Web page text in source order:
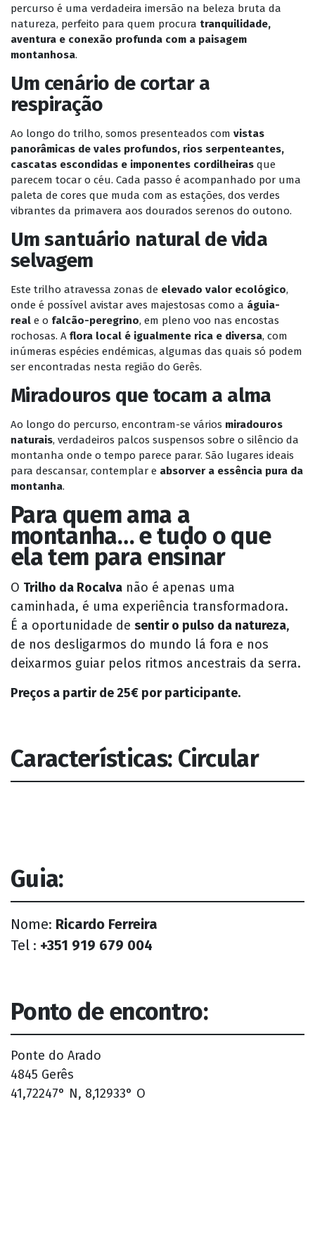
percurso é uma verdadeira imersão na beleza bruta da
natureza, perfeito para quem procura tranquilidade,
aventura e conexão profunda com a paisagem
montanhosa.
Um cenário de cortar a
respiração
Ao longo do trilho, somos presenteados com vistas
panorâmicas de vales profundos, rios serpenteantes,
cascatas escondidas e imponentes cordilheiras que
parecem tocar o céu. Cada passo é acompanhado por uma
paleta de cores que muda com as estações, dos verdes
vibrantes da primavera aos dourados serenos do outono.
Um santuário natural de vida
selvagem
Este trilho atravessa zonas de elevado valor ecológico,
onde é possível avistar aves majestosas como a águia-
real e o falcão-peregrino, em pleno voo nas encostas
rochosas. A flora local é igualmente rica e diversa, com
inúmeras espécies endémicas, algumas das quais só podem
ser encontradas nesta região do Gerês.
Miradouros que tocam a alma
Ao longo do percurso, encontram-se vários miradouros
naturais, verdadeiros palcos suspensos sobre o silêncio da
montanha onde o tempo parece parar. São lugares ideais
para descansar, contemplar e absorver a essência pura da
montanha.
Para quem ama a
montanha… e tudo o que
ela tem para ensinar
O Trilho da Rocalva não é apenas uma
caminhada, é uma experiência transformadora.
É a oportunidade de sentir o pulso da natureza,
de nos desligarmos do mundo lá fora e nos
deixarmos guiar pelos ritmos ancestrais da serra.
Preços a partir de 25€ por participante.
Características: Circular
Guia:
Nome: Ricardo Ferreira
Tel : +351 919 679 004
Ponto de encontro:
Ponte do Arado
4845 Gerês
41,72247° N, 8,12933° O